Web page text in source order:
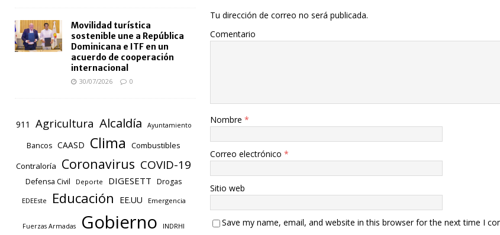
Tu dirección de correo no será publicada.
Comentario
Nombre *
Correo electrónico *
Sitio web
Save my name, email, and website in this browser for the next time I
Movilidad turística
sostenible une a República
Dominicana e ITF en un
acuerdo de cooperación
internacional
30/07/2026 0
911 Agricultura Alcaldía Ayuntamiento
Bancos CAASD Clima
Combustibles
Contraloría
Coronavirus COVID-19
Defensa Civil Deporte DIGESETT Drogas
EDEEste Educación EE.UU Emergencia
Fuerzas Armadas Gobierno INDRHI